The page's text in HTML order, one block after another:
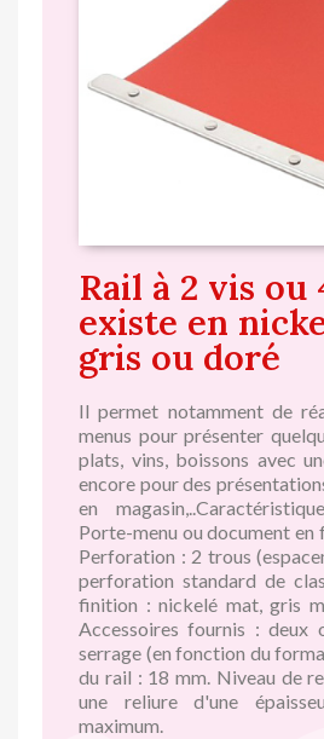
Rail à 2 vis ou
existe en
gris ou doré
Il permet notamment de
menus pour présenter
plats, vins, boissons avec
encore pour des
en
Porte-menu ou document
Perforation : 2 trous
perforation standard de
finition : nickelé mat, gris
Accessoires fournis : deux
serrage (en fonction du
du rail : 18 mm. Niveau de
une reliure d'une
maximum.